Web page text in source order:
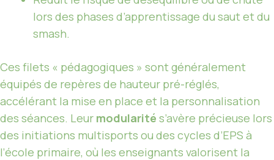
lors des phases d’apprentissage du saut et du
smash.
Ces filets « pédagogiques » sont généralement
équipés de repères de hauteur pré-réglés,
accélérant la mise en place et la personnalisation
des séances. Leur modularité s’avère précieuse lors
des initiations multisports ou des cycles d’EPS à
l’école primaire, où les enseignants valorisent la